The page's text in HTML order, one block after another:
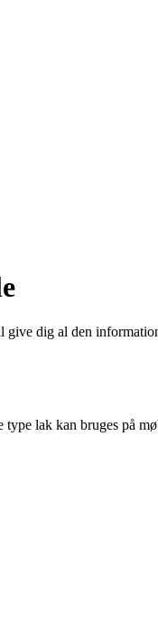
dig al den
lak kan bruges på